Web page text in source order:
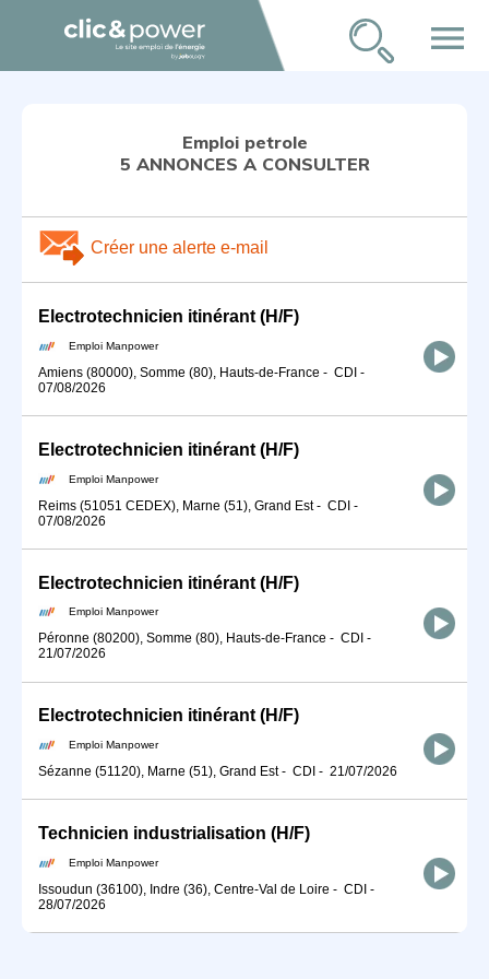
menu
Emploi petrole
5 ANNONCES A CONSULTER
Créer une alerte e-mail
Electrotechnicien itinérant (H/F)
Emploi Manpower
Amiens (80000), Somme (80), Hauts-de-France - CDI -
07/08/2026
Electrotechnicien itinérant (H/F)
Emploi Manpower
Reims (51051 CEDEX), Marne (51), Grand Est- CDI -
07/08/2026
Electrotechnicien itinérant (H/F)
Emploi Manpower
Péronne (80200), Somme (80), Hauts-de-France - CDI -
21/07/2026
Electrotechnicien itinérant (H/F)
Emploi Manpower
Sézanne (51120), Marne (51), Grand Est- CDI - 21/07/2026
Technicien industrialisation (H/F)
Emploi Manpower
Issoudun (36100), Indre (36), Centre-Val de Loire - CDI -
28/07/2026